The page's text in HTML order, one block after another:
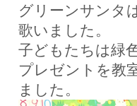
グリーンサンタ
歌いました。
子どもたちは緑
プレゼントを教
ました。